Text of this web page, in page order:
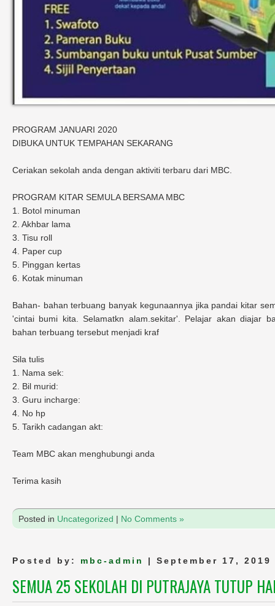
PROGRAM JANUARI 2020
DIBUKA UNTUK TEMPAHAN SEKARANG
Ceriakan sekolah anda dengan aktiviti terbaru dari MBC.
PROGRAM KITAR SEMULA BERSAMA MBC
1. Botol minuman
2. Akhbar lama
3. Tisu roll
4. Paper cup
5. Pinggan kertas
6. Kotak minuman
Bahan- bahan terbuang banyak kegunaannya jika pandai kitar
'cintai bumi kita. Selamatkn alam.sekitar'. Pelajar akan diajar
bahan terbuang tersebut menjadi kraf
Sila tulis
1. Nama sek:
2. Bil murid:
3. Guru incharge:
4. No hp
5. Tarikh cadangan akt:
Team MBC akan menghubungi anda
Terima kasih
Posted in Uncategorized | No Comments »
Posted by: mbc-admin | September 17, 2019
SEMUA 25 SEKOLAH DI PUTRAJAYA TUTUP